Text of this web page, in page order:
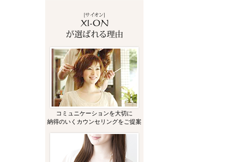
コミュニケーションを大切に
納得のいくカウンセリングをご提案